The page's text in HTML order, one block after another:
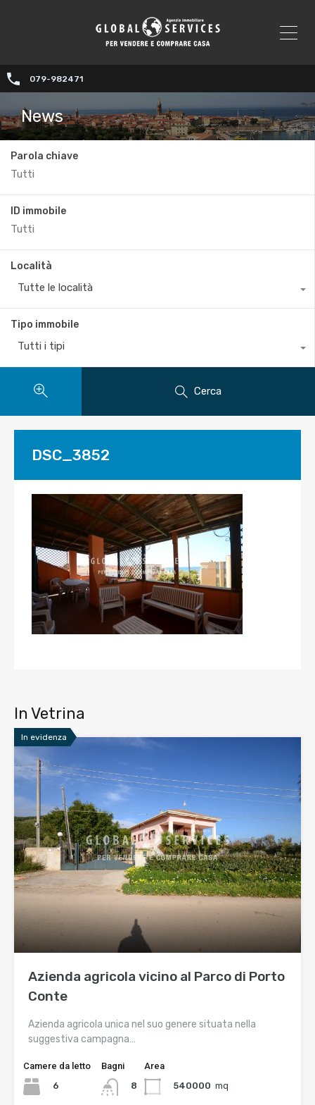
079-982471
News
Parola chiave
ID immobile
Località
Tutte le località
Tipo immobile
Tutti i tipi
Cerca
DSC_3852
In Vetrina
In evidenza
Azienda agricola vicino al Parco di Porto
Conte
Azienda agricola unica nel suo genere situata nella
suggestiva campagna…
Camere da letto
6
Bagni
8
Area
540000 mq